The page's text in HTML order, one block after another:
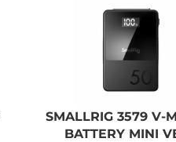
SMALLRIG 3579 V-
BATTERY MINI